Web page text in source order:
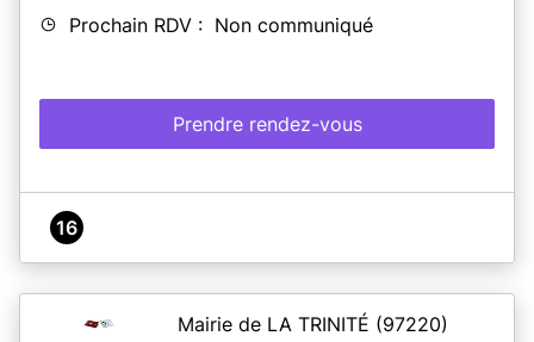
Prochain RDV : Non communiqué
Prendre rendez-vous
16
Mairie de LA TRINITÉ (97220)